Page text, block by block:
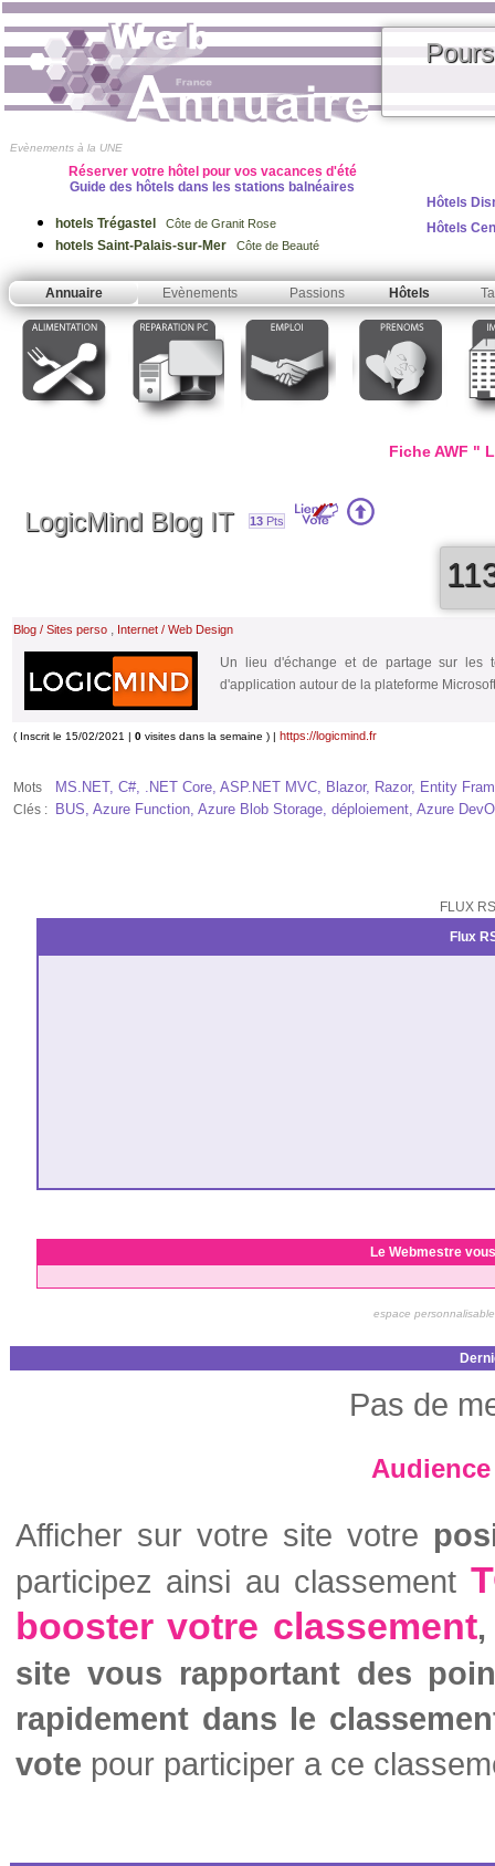
Evènements à la UNE
Réserver votre hôtel pour vos vacances d'été
Guide des hôtels dans les stations balnéaires
hotels Trégastel Côte de Granit Rose
hotels Saint-Palais-sur-Mer Côte de Beauté
Hôtels
Hôtels
Annuaire Evènements Passions Hôtels
Fiche AWF "
LogicMind Blog IT 13 Pts
Blog / Sites perso , Internet / Web Design
Un lieu d'échange et de partage sur les
d'application autour de la plateforme
( Inscrit le 15/02/2021 | 0 visites dans la semaine ) | https://logicmind.fr
Mots
Clés :
MS.NET, C#, .NET Core, ASP.NET MVC, Blazor, Razor, Entity
BUS, Azure Function, Azure Blob Storage, déploiement, Azure
FLUX
Flux
Le Webmestre
espace
Pas de
Afficher sur votre site votre
participez ainsi au classement
booster votre classement,
site vous rapportant des
rapidement dans le
vote pour participer a ce